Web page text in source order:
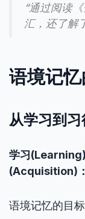
“通过阅读
汇，还了解
语境记
从学习到
学习(Learning)
(Acquisition)：
语境记忆的目